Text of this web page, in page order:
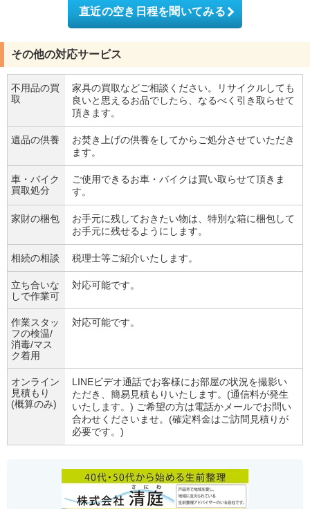
直近の空き日程を聞いてみる
その他の対応サービス
不用品の買
取
家具の買取などご相談ください。リサイクルしても
良いと思えるお品でしたら、なるべく引き取らせて
頂きます。
遺品の供養
お焚き上げの供養をしてからご処分させていただき
ます。
車・バイク
買取処分
ご使用できるお車・バイクは買い取らせて頂きま
す。
家財の梱包
お手元に残しておきたい物は、特別な箱に梱包して
お手元に残せるようにします。
相続の相談 税理士等ご紹介いたします。
立ち合いな
しで作業可
対応可能です。
作業スタッ
フの検温/
消毒/マス
ク着用
対応可能です。
オンライン
見積もり
(概算のみ)
LINEビデオ通話でお客様にお部屋の状況を撮影い
ただき、簡易見積もりいたします。(通信料が発生
いたします。) ご希望の方は電話かメールでお問い
合わせくださいませ。(確定料金はご訪問見積りが
必要です。)